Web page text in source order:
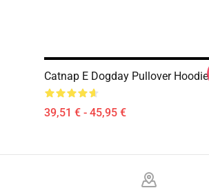
Catnap E Dogday Pullover Hoodie
39,51 € - 45,95 €